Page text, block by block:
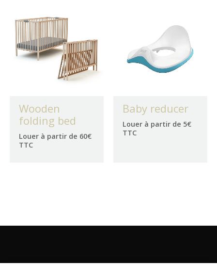
Wooden
folding bed
Louer à partir de 60€
TTC
Baby reducer
Louer à partir de 5€
TTC